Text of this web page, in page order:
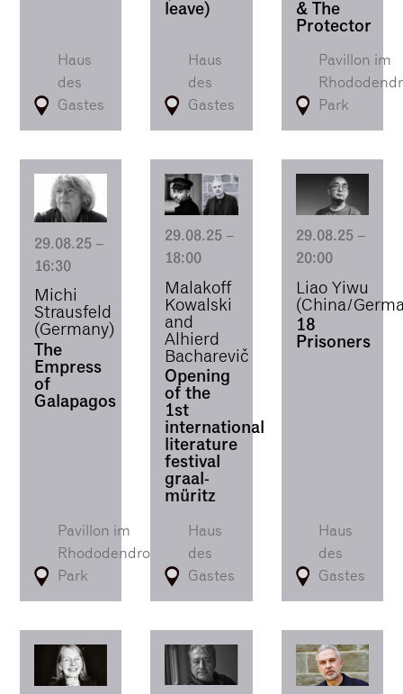
Haus
des
Gastes
leave)
Haus
des
Gastes
& The
Protector
Pavillon im
Park
29.08.25 –
16:30
Michi
Strausfeld
(Germany)
The
Empress
of
Galapagos
Pavillon im
Rhododendron-
Park
29.08.25 –
18:00
Malakoff
Kowalski
and
Alhierd
Bacharevič
Opening
of the
1st
international
literature
festival
graal-
müritz
Haus
des
Gastes
29.08.25 –
20:00
Liao Yiwu
(China/
18
Prisoners
Haus
des
Gastes